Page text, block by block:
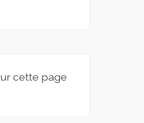
cette page